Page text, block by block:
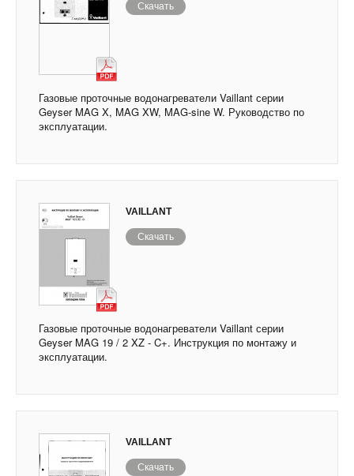
Скачать
Газовые проточные водонагреватели Vaillant серии
Geyser MAG X, MAG XW, MAG-sine W. Руководство по
эксплуатации.
VAILLANT
Скачать
Газовые проточные водонагреватели Vaillant серии
Geyser MAG 19 / 2 XZ - C+. Инструкция по монтажу и
эксплуатации.
VAILLANT
Скачать